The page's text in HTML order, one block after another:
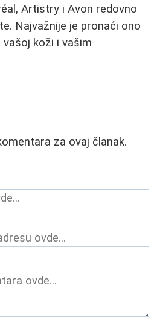
Artistry i Avon redovno
Najvažnije je pronaći ono
koži i vašim
za ovaj članak.